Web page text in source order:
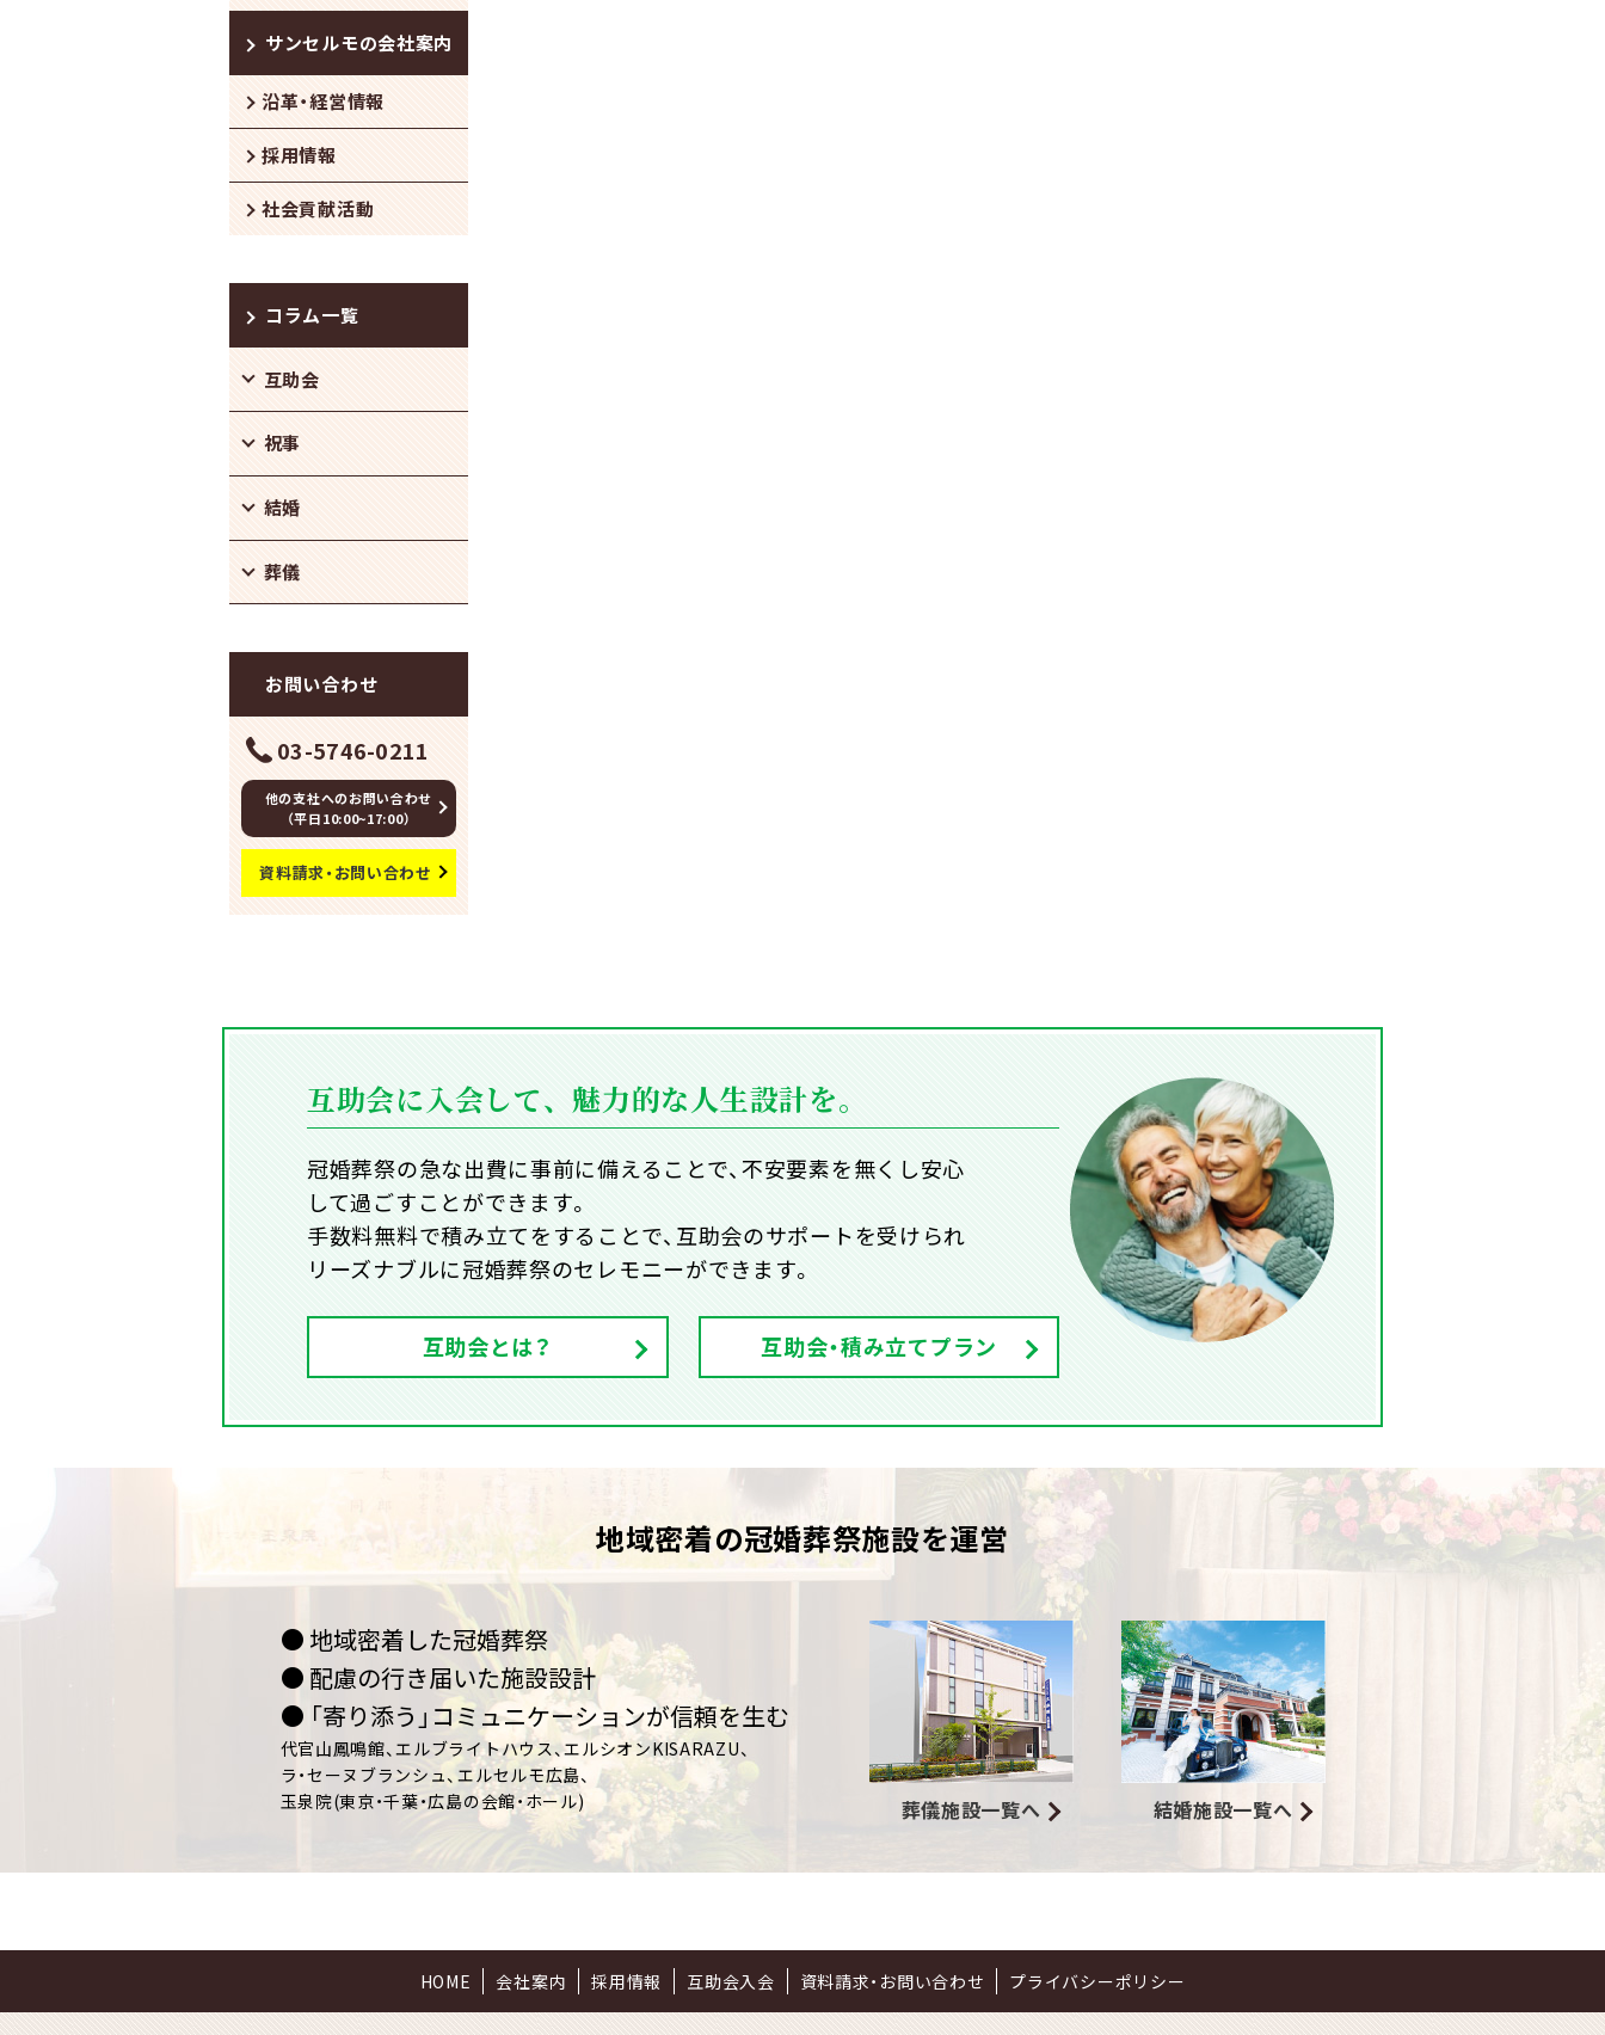
サンセルモの会社案内
沿革・経営情報
採用情報
社会貢献活動
コラム一覧
互助会
祝事
結婚
葬儀
お問い合わせ
03-5746-0211
他の支社へのお問い合わせ
（平日10:00~17:00）
資料請求・お問い合わせ
互助会に入会して、 魅力的な人生設計を。
冠婚葬祭の急な出費に事前に備えることで、不安要素を無くし安心
して過ごすことができます。
手数料無料で積み立てをすることで、互助会のサポートを受けられ
リーズナブルに冠婚葬祭のセレモニーができます。
互助会とは？ 互助会・積み立てプラン
地域密着の冠婚葬祭施設を運営
● 地域密着した冠婚葬祭
● 配慮の行き届いた施設設計
● 「寄り添う」コミュニケーションが信頼を生む
代官山鳳鳴館、エルブライトハウス、エルシオンKISARAZU、
ラ・セーヌブランシュ、エルセルモ広島、
玉泉院(東京・千葉・広島の会館・ホール)
葬儀施設一覧へ 結婚施設一覧へ
HOME 会社案内 採用情報 互助会入会 資料請求・お問い合わせ プライバシーポリシー